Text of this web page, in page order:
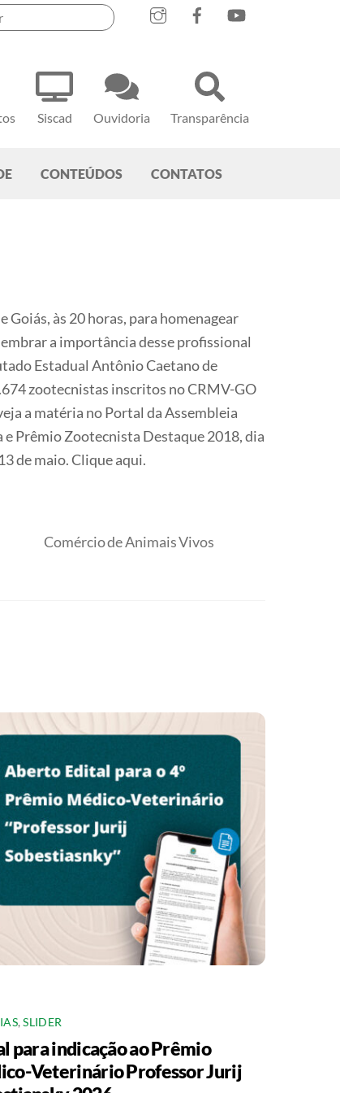
Siscad Ouvidoria Transparência
CONTEÚDOS CONTATOS
às 20 horas, para homenagear
a importância desse profissional
Estadual Antônio Caetano de
zootecnistas inscritos no CRMV-GO
a matéria no Portal da Assembleia
Prêmio Zootecnista Destaque 2018, dia
de maio. Clique aqui.
Comércio de Animais Vivos
,SLIDER
para indicação ao Prêmio
Veterinário Professor Jurij